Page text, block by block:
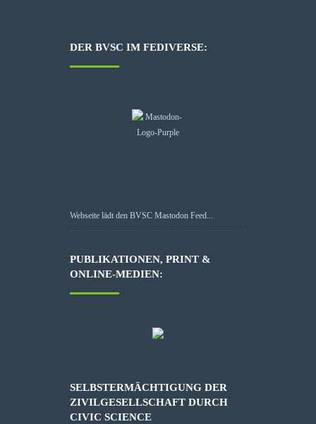
DER BVSC IM FEDIVERSE:
Webseite lädt den BVSC Mastodon Feed...
PUBLIKATIONEN, PRINT &
ONLINE-MEDIEN:
SELBSTERMÄCHTIGUNG DER
ZIVILGESELLSCHAFT DURCH
CIVIC SCIENCE